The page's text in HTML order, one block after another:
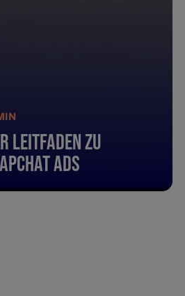
Leitfaden zu
Ads